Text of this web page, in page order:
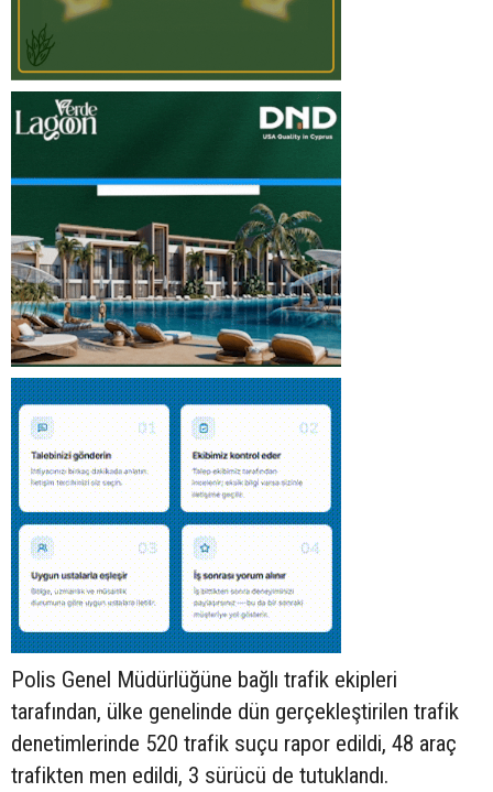
Polis Genel Müdürlüğüne bağlı trafik ekipleri
tarafından, ülke genelinde dün gerçekleştirilen trafik
denetimlerinde 520 trafik suçu rapor edildi, 48 araç
trafikten men edildi, 3 sürücü de tutuklandı.